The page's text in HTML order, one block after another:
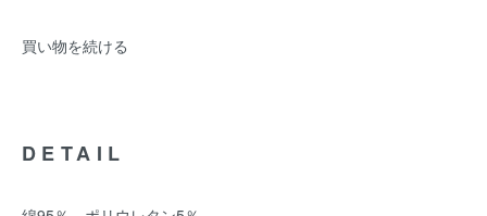
買い物を続ける
DETAIL